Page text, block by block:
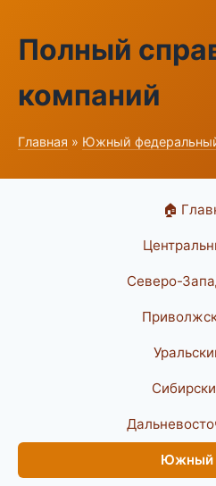
Полный
компаний
Главная » Южный
🏠
Северо-
Южный